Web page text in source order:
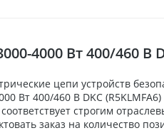
4000 Вт 400/460 В
цепи устройств
Вт 400/460 В DKC
строгим
заказ на количество